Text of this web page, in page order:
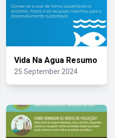
Vida Na Agua Resumo
25 September 2024